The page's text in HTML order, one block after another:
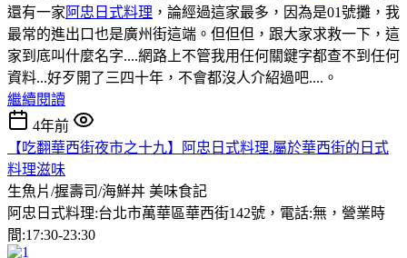
還有一家 阿忠日式料理 ，論經過這家最多，因為是01號攤，我
最常的進出口也是廣州街這端。但但但，跟大家求救一下，這
家到底叫什麼名字....網路上不管我用任何關鍵字都查不到任何
資料...好歹開了三四十年，不會都沒人介紹過吧....。
繼續閱讀
4年前
【吃翻華西街夜市之十九】阿忠日式料理.屬於華西街的日式
料理滋味
生魚片/握壽司/海鮮丼 美味食記
阿忠日式料理:台北市萬華區華西街142號，電話:無，營業時
間:17:30-23:30